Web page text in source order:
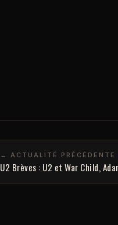
← ACTUALITÉ PRÉCÉDENTE
U2 Brèves : U2 et War Child,